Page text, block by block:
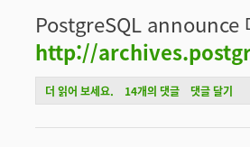
PostgreSQL announce
http://
PostgreSQL 주간 늬우스에 대해서
더 읽어 보세요. 14개의 댓글 댓글 달기